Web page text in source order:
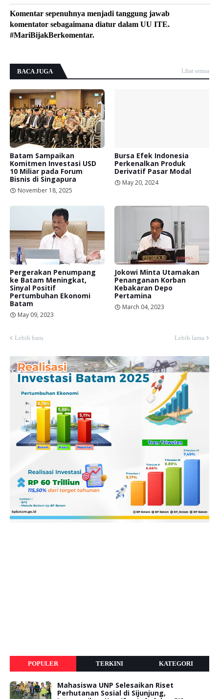
Komentar sepenuhnya menjadi tanggung jawab
komentator sebagaimana diatur dalam UU ITE.
#MariBijakBerkomentar.
BACA JUGA Lihat semua
Batam Sampaikan
Komitmen Investasi USD
10 Miliar pada Forum
Bisnis di Singapura
November 18, 2025
Bursa Efek Indonesia
Perkenalkan Produk
Derivatif Pasar Modal
May 20, 2024
Pergerakan Penumpang
ke Batam Meningkat,
Sinyal Positif
Pertumbuhan Ekonomi
Batam
May 09, 2023
Jokowi Minta Utamakan
Penanganan Korban
Kebakaran Depo
Pertamina
March 04, 2023
Lebih baru Lebih lama
POPULER TERKINI KATEGORI
Mahasiswa UNP Selesaikan Riset
Perhutanan Sosial di Sijunjung,